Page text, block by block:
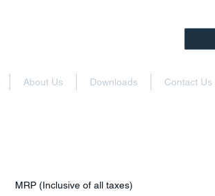
About Us Downloads Contact Us
MRP (Inclusive of all taxes)